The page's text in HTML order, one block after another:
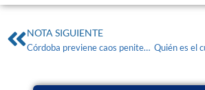
NOTA SIGUIENTE
Córdoba previene caos penitenciario evitando “modelo bonarense”